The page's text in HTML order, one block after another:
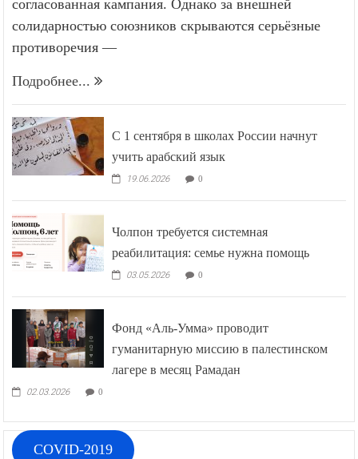
согласованная кампания. Однако за внешней
солидарностью союзников скрываются серьёзные
противоречия —
Подробнее...
С 1 сентября в школах России начнут
учить арабский язык
19.06.2026 0
Чолпон требуется системная
реабилитация: семье нужна помощь
03.05.2026 0
Фонд «Аль-Умма» проводит
гуманитарную миссию в палестинском
лагере в месяц Рамадан
02.03.2026 0
COVID-2019